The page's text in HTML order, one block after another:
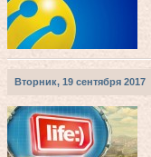
Вторник, 19 сентября 2017